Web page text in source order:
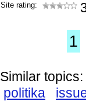
Site rating:
1
Similar topics:
politika